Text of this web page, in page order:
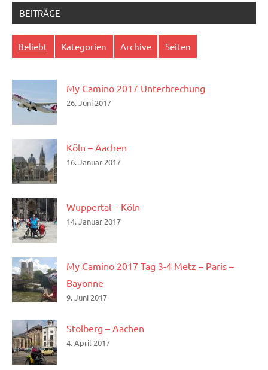
BEITRÄGE
Beliebt Kategorien Archive Seiten
My Camino 2017 Unterbrechung
26. Juni 2017
Köln – Aachen
16. Januar 2017
Wuppertal – Köln
14. Januar 2017
My Camino 2017 Tag 3-4 Metz – Paris –
Bayonne
9. Juni 2017
Stolberg – Aachen
4. April 2017